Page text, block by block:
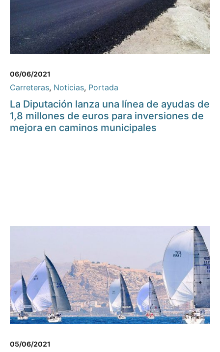
06/06/2021
Carreteras, Noticias, Portada
La Diputación lanza una línea de ayudas de
1,8 millones de euros para inversiones de
mejora en caminos municipales
05/06/2021